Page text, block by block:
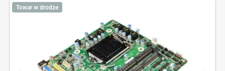
Towar w drodze